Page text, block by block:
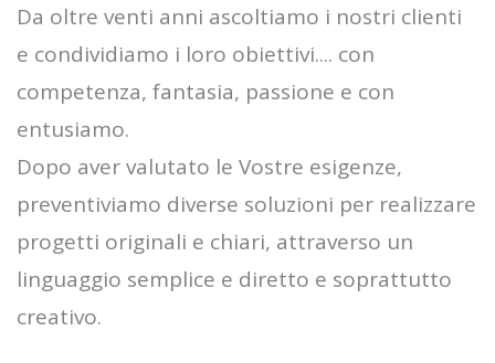
Da oltre venti anni ascoltiamo i nostri clienti
e condividiamo i loro obiettivi.... con
competenza, fantasia, passione e con
entusiamo.
Dopo aver valutato le Vostre esigenze,
preventiviamo diverse soluzioni per realizzare
progetti originali e chiari, attraverso un
linguaggio semplice e diretto e soprattutto
creativo.